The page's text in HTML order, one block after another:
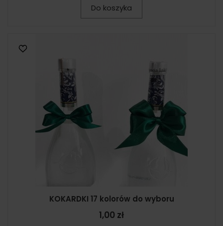
Do koszyka
KOKARDKI 17 kolorów do wyboru
1,00 zł